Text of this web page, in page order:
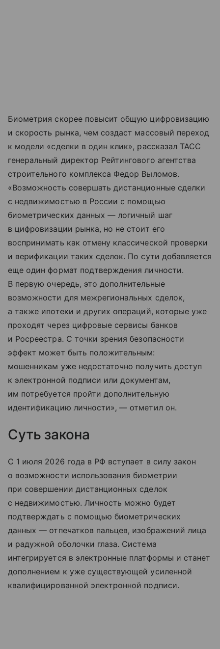
Биометрия скорее повысит общую цифровизацию
и скорость рынка, чем создаст массовый переход
к модели «сделки в один клик», рассказал ТАСС
генеральный директор Рейтингового агентства
строительного комплекса Федор Выломов.
«Возможность совершать дистанционные сделки
с недвижимостью в России с помощью
биометрических данных — логичный шаг
в цифровизации рынка, но не стоит его
воспринимать как отмену классической проверки
и верификации таких сделок. По сути добавляется
еще один формат подтверждения личности.
В первую очередь, это дополнительные
возможности для межрегиональных сделок,
а также ипотеки и других операций, которые уже
проходят через цифровые сервисы банков
и Росреестра. С точки зрения безопасности
эффект может быть положительным:
мошенникам уже недостаточно получить доступ
к электронной подписи или документам,
им потребуется пройти дополнительную
идентификацию личности», — отметил он.
Суть закона
С 1 июля 2026 года в РФ вступает в силу закон
о возможности использования биометрии
при совершении дистанционных сделок
с недвижимостью. Личность можно будет
подтверждать с помощью биометрических
данных — отпечатков пальцев, изображений лица
и радужной оболочки глаза. Система
интегрируется в электронные платформы и станет
дополнением к уже существующей усиленной
квалифицированной электронной подписи.